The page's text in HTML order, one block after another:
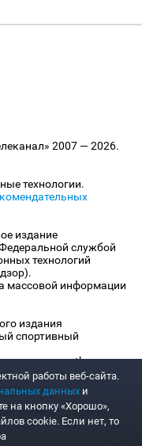
2007 — 2026.
технологии.
издание
службой
технологий
массовой информации
издания
спортивный
«www.sportbox.ru»:
издания
сетевого издания
работы веб-сайта.
данных и
на кнопку «Хорошо»,
cookie. Если нет, то